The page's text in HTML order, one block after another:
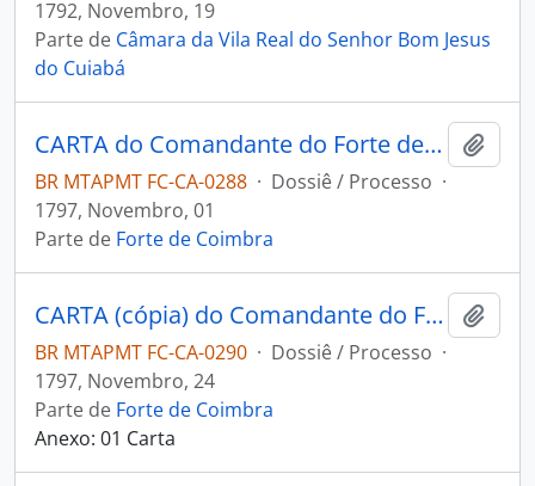
1792, Novembro, 19
Parte de Câmara da Vila Real do Senhor Bom Jesus
do Cuiabá
CARTA do Comandante do Forte de Coimbra Ricardo Franco de Almeida Serra a Francisco Rodrigues do Prado.
BR MTAPMT FC-CA-0288 · Dossiê / Processo ·
1797, Novembro, 01
Parte de Forte de Coimbra
CARTA (cópia) do Comandante do Forte de Coimbra Ricardo Franco de Almeida Serra a Pedro Antônio [Miers].
BR MTAPMT FC-CA-0290 · Dossiê / Processo ·
1797, Novembro, 24
Parte de Forte de Coimbra
Anexo: 01 Carta